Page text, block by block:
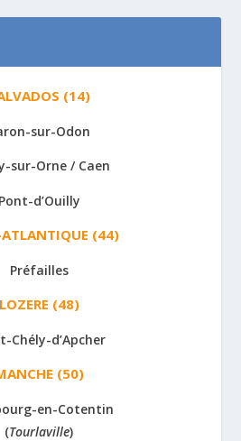
(14)
sur-Odon
sur-Orne / Caen
Pont-d’Ouilly
ATLANTIQUE (44)
Préfailles
LOZERE (48)
Chély-d’Apcher
(50)
en-Cotentin
(Tourlaville)